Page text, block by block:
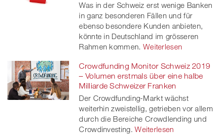
Was in der Schweiz erst wenige Banken
in ganz besonderen Fällen und für
ebenso besondere Kunden anbieten,
könnte in Deutschland im grösseren
Rahmen kommen. Weiterlesen
Crowdfunding Monitor Schweiz 2019
– Volumen erstmals über eine halbe
Milliarde Schweizer Franken
Der Crowdfunding-Markt wächst
weiterhin zweistellig, getrieben vor allem
durch die Bereiche Crowdlending und
Crowdinvesting. Weiterlesen